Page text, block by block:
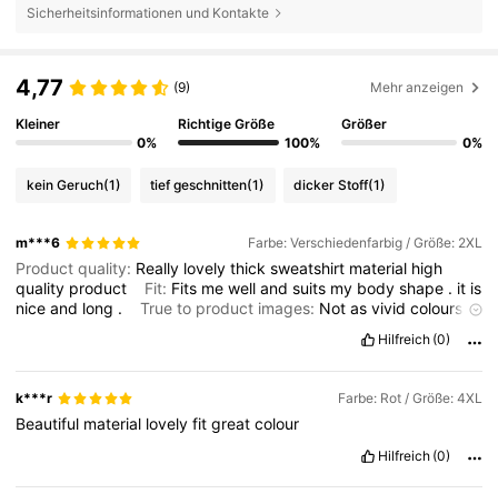
Sicherheitsinformationen und Kontakte
4,77 (9) Mehr anzeigen
Kleiner
0%
Richtige Größe
100%
Größer
0%
kein Geruch(1) tief geschnitten(1) dicker Stoff(1)
m***6 Farbe: Verschiedenfarbig / Größe: 2XL
Product quality: Really lovelythicksweatshirt material high
quality product Fit: Fits mewellandsuits my bodyshape . it is
niceand long . True to product images: Notasvividcolours ,
Hilfreich (0)
k***r Farbe: Rot / Größe: 4XL
Beautiful material lovelyfitgreatcolour
Hilfreich (0)